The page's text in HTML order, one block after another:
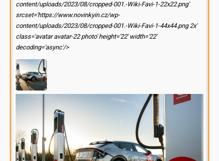
content/uploads/2023/08/cropped-001.-Wiki-Favi-1-22x22.png'
srcset='https://www.novinkyin.cz/wp-
content/uploads/2023/08/cropped-001.-Wiki-Favi-1-44x44.png 2x'
class='avatar avatar-22 photo' height='22' width='22'
decoding='async'/>